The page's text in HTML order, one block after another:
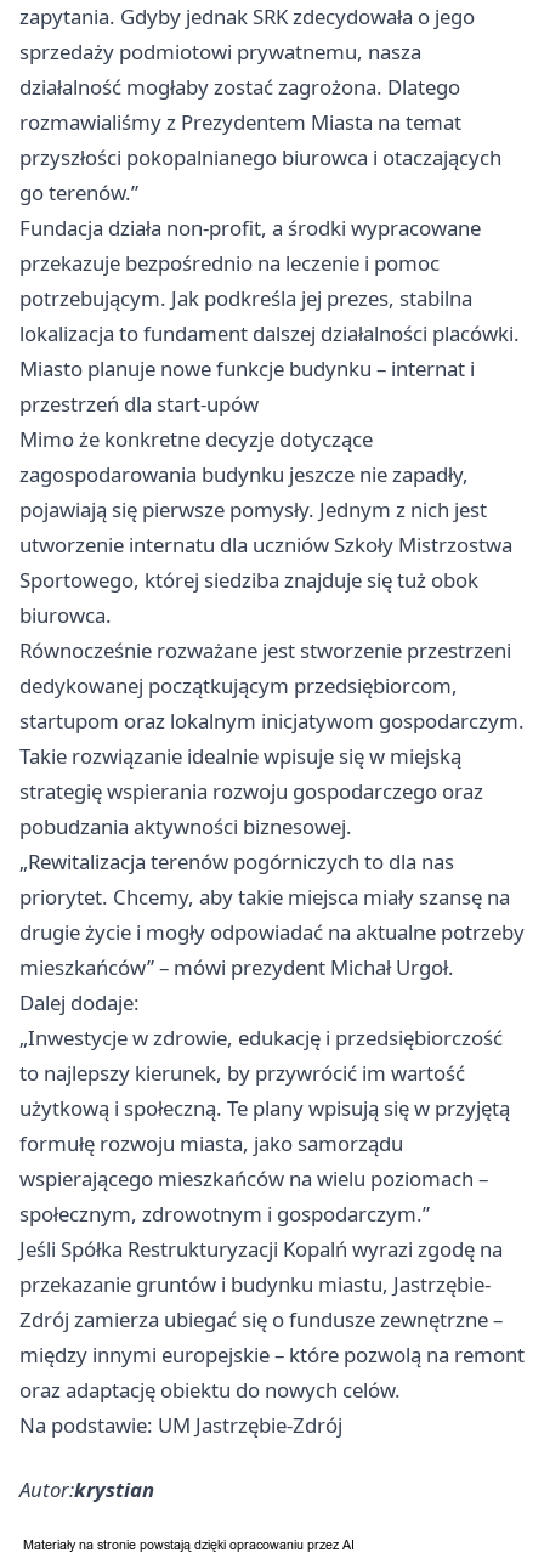
zapytania. Gdyby jednak SRK zdecydowała o jego
sprzedaży podmiotowi prywatnemu, nasza
działalność mogłaby zostać zagrożona. Dlatego
rozmawialiśmy z Prezydentem Miasta na temat
przyszłości pokopalnianego biurowca i otaczających
go terenów.”
Fundacja działa non-profit, a środki wypracowane
przekazuje bezpośrednio na leczenie i pomoc
potrzebującym. Jak podkreśla jej prezes, stabilna
lokalizacja to fundament dalszej działalności placówki.
Miasto planuje nowe funkcje budynku – internat i
przestrzeń dla start-upów
Mimo że konkretne decyzje dotyczące
zagospodarowania budynku jeszcze nie zapadły,
pojawiają się pierwsze pomysły. Jednym z nich jest
utworzenie internatu dla uczniów Szkoły Mistrzostwa
Sportowego, której siedziba znajduje się tuż obok
biurowca.
Równocześnie rozważane jest stworzenie przestrzeni
dedykowanej początkującym przedsiębiorcom,
startupom oraz lokalnym inicjatywom gospodarczym.
Takie rozwiązanie idealnie wpisuje się w miejską
strategię wspierania rozwoju gospodarczego oraz
pobudzania aktywności biznesowej.
„Rewitalizacja terenów pogórniczych to dla nas
priorytet. Chcemy, aby takie miejsca miały szansę na
drugie życie i mogły odpowiadać na aktualne potrzeby
mieszkańców” – mówi prezydent Michał Urgoł.
Dalej dodaje:
„Inwestycje w zdrowie, edukację i przedsiębiorczość
to najlepszy kierunek, by przywrócić im wartość
użytkową i społeczną. Te plany wpisują się w przyjętą
formułę rozwoju miasta, jako samorządu
wspierającego mieszkańców na wielu poziomach –
społecznym, zdrowotnym i gospodarczym.”
Jeśli Spółka Restrukturyzacji Kopalń wyrazi zgodę na
przekazanie gruntów i budynku miastu, Jastrzębie-
Zdrój zamierza ubiegać się o fundusze zewnętrzne –
między innymi europejskie – które pozwolą na remont
oraz adaptację obiektu do nowych celów.
Na podstawie: UM Jastrzębie-Zdrój
Autor:krystian